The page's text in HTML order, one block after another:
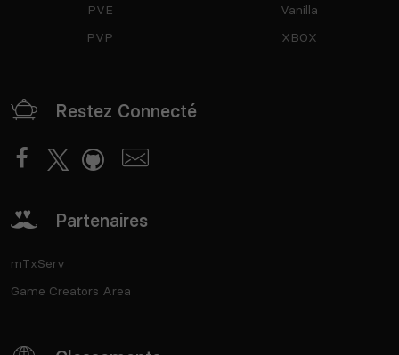
PVE
PVP
Vanilla
XBOX
Restez Connecté
Partenaires
mTxServ
Game Creators Area